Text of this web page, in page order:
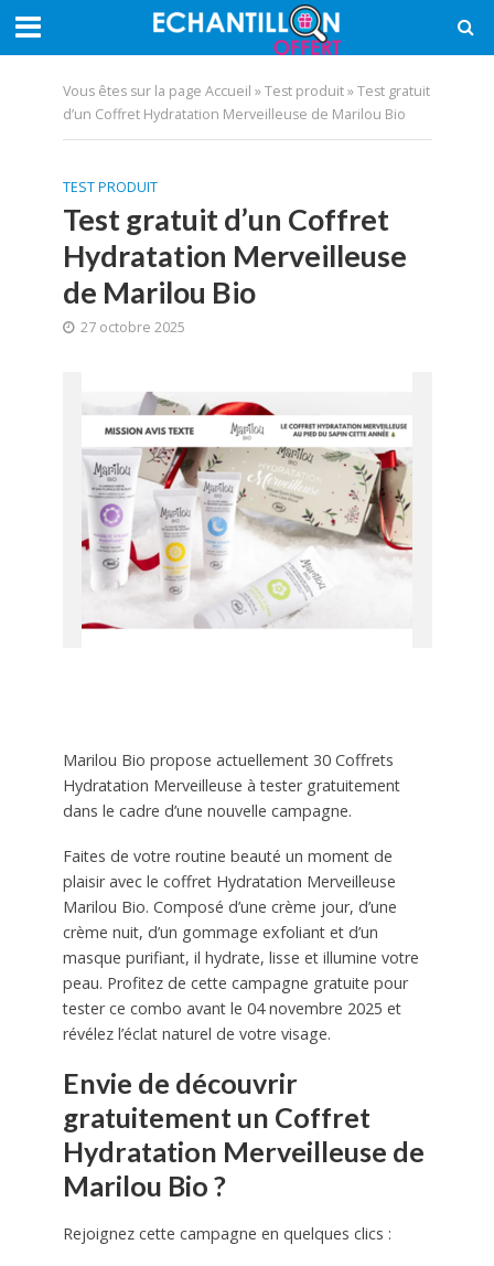
Vous êtes sur la page Accueil »Test produit»Test gratuit
d’un Coffret Hydratation Merveilleuse de Marilou Bio
TEST PRODUIT
Test gratuit d’un Coffret
Hydratation Merveilleuse
de Marilou Bio
27 octobre 2025
Marilou Bio propose actuellement 30 Coffrets
Hydratation Merveilleuse à tester gratuitement
dans le cadre d’une nouvelle campagne.
Faites de votre routine beauté un moment de
plaisir avec le coffret Hydratation Merveilleuse
Marilou Bio. Composé d’une crème jour, d’une
crème nuit, d’un gommage exfoliant et d’un
masque purifiant, il hydrate, lisse et illumine votre
peau. Profitez de cette campagne gratuite pour
tester ce combo avant le 04 novembre 2025 et
révélez l’éclat naturel de votre visage.
Envie de découvrir
gratuitement un Coffret
Hydratation Merveilleuse de
Marilou Bio ?
Rejoignez cette campagne en quelques clics :